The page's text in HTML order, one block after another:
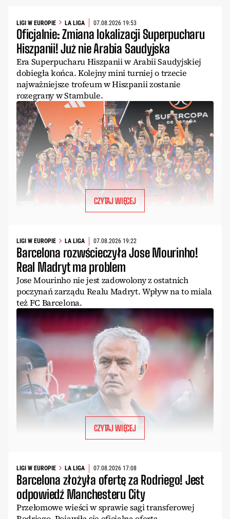
LIGI W EUROPIE LA LIGA 07.08.2026 19:53
Oficjalnie: Zmiana lokalizacji Superpucharu
Hiszpanii! Już nie Arabia Saudyjska
Era Superpucharu Hiszpanii w Arabii Saudyjskiej
dobiegła końca. Kolejny mini turniej o trzecie
najważniejsze trofeum w Hiszpanii zostanie
rozegrany w Stambule.
CZYTAJ WIĘCEJ
LIGI W EUROPIE LA LIGA 07.08.2026 19:22
Barcelona rozwścieczyła Jose Mourinho!
Real Madryt ma problem
Jose Mourinho nie jest zadowolony z ostatnich
poczynań zarządu Realu Madryt. Wpływ na to miala
też FC Barcelona.
CZYTAJ WIĘCEJ
LIGI W EUROPIE LA LIGA 07.08.2026 17:08
Barcelona złożyła ofertę za Rodriego! Jest
odpowiedź Manchesteru City
Przełomowe wieści w sprawie sagi transferowej